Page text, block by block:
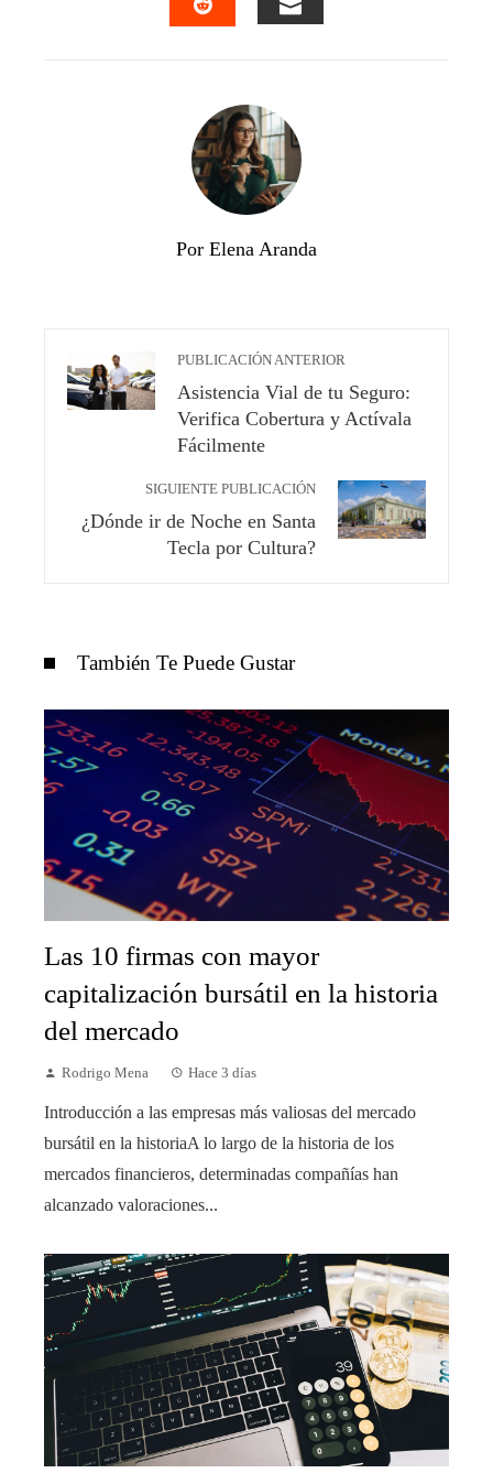
Por Elena Aranda
PUBLICACIÓN ANTERIOR
Asistencia Vial de tu Seguro:
Verifica Cobertura y Actívala
Fácilmente
SIGUIENTE PUBLICACIÓN
¿Dónde ir de Noche en Santa
Tecla por Cultura?
También Te Puede Gustar
Las 10 firmas con mayor
capitalización bursátil en la historia
del mercado
Rodrigo Mena Hace 3 días
Introducción a las empresas más valiosas del mercado
bursátil en la historiaA lo largo de la historia de los
mercados financieros, determinadas compañías han
alcanzado valoraciones...